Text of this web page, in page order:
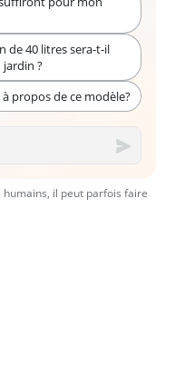
de 40 litres sera-t-il
?
propos de ce modèle?
il peut parfois faire